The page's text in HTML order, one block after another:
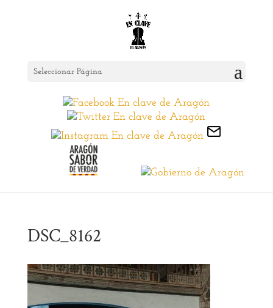
Seleccionar Página
DSC_8162